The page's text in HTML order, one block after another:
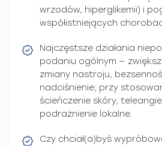
wrzodów, hiperglikemii) i
współistniejących
Najczęstsze działania
podaniu ogólnym —
zmiany nastroju,
nadciśnienie; przy
ścieńczenie skóry,
podrażnienie lokalne.
Czy chciał(a)byś